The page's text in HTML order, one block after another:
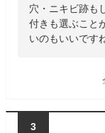
穴・ニキビ跡も
付きも選ぶこと
いのもいいです
3